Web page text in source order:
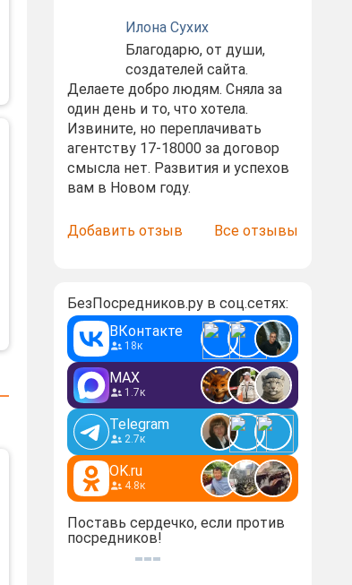
Илона Сухих
Благодарю, от души,
создателей сайта.
Делаете добро людям. Сняла за
один день и то, что хотела.
Извините, но переплачивать
агентству 17-18000 за договор
смысла нет. Развития и успехов
вам в Новом году.
Добавить отзыв Все отзывы
БезПосредников.ру в соц.сетях:
ВКонтакте
18к
MAX
1.7к
Telegram
2.7к
OK.ru
4.8к
Поставь сердечко, если против
посредников!